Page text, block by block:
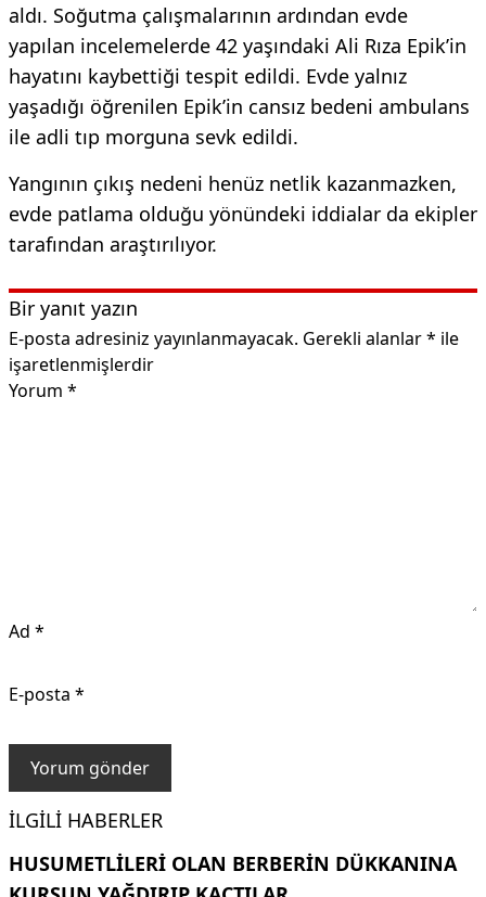
aldı. Soğutma çalışmalarının ardından evde
yapılan incelemelerde 42 yaşındaki Ali Rıza Epik’in
hayatını kaybettiği tespit edildi. Evde yalnız
yaşadığı öğrenilen Epik’in cansız bedeni ambulans
ile adli tıp morguna sevk edildi.
Yangının çıkış nedeni henüz netlik kazanmazken,
evde patlama olduğu yönündeki iddialar da ekipler
tarafından araştırılıyor.
Bir yanıt yazın
E-posta adresiniz yayınlanmayacak. Gerekli alanlar* ile
işaretlenmişlerdir
Yorum *
Ad *
E-posta *
İLGILI HABERLER
HUSUMETLILERI OLAN BERBERIN DÜKKANINA